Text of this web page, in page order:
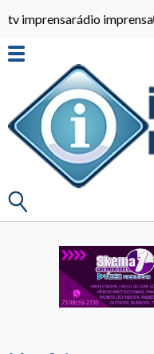
tv imprensarádio imprensa